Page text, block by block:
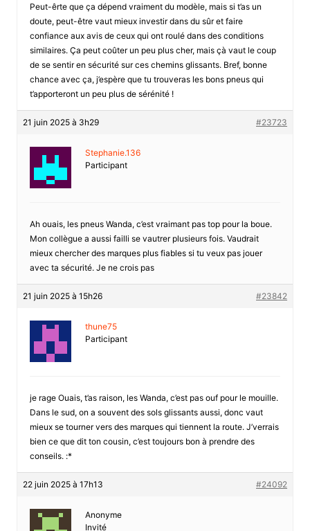
Peut-êrte que ça dépend vraiment du modèle, mais si t’as un
doute, peut-être vaut mieux investir dans du sûr et faire
confiance aux avis de ceux qui ont roulé dans des conditions
similaires. Ça peut coûter un peu plus cher, mais çà vaut le coup
de se sentir en sécurité sur ces chemins glissants. Bref, bonne
chance avec ça, j’espère que tu trouveras les bons pneus qui
t’apporteront un peu plus de sérénité !
21 juin 2025 à 3h29 #23723
Stephanie.136
Participant
Ah ouais, les pneus Wanda, c’est vraimant pas top pour la boue.
Mon collègue a aussi failli se vautrer plusieurs fois. Vaudrait
mieux chercher des marques plus fiables si tu veux pas jouer
avec ta sécurité. Je ne crois pas
21 juin 2025 à 15h26 #23842
thune75
Participant
je rage Ouais, t’as raison, les Wanda, c’est pas ouf pour le mouille.
Dans le sud, on a souvent des sols glissants aussi, donc vaut
mieux se tourner vers des marques qui tiennent la route. J’verrais
bien ce que dit ton cousin, c’est toujours bon à prendre des
conseils. :*
22 juin 2025 à 17h13 #24092
Anonyme
Invité